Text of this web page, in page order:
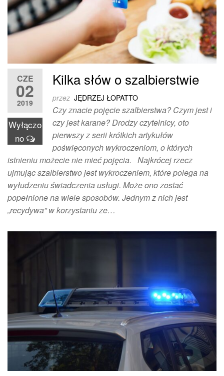
CZE
02
2019
Wyłączo
no
Kilka słów o szalbierstwie
przez JĘDRZEJ ŁOPATTO
Czy znacie pojęcie szalbierstwa? Czym jest i
czy jest karane? Drodzy czytelnicy, oto
pierwszy z serii krótkich artykułów
poświęconych wykroczeniom, o których
istnieniu możecie nie mieć pojęcia. Najkrócej rzecz
ujmując szalbierstwo jest wykroczeniem, które polega na
wyłudzeniu świadczenia usługi. Może ono zostać
popełnione na wiele sposobów. Jednym z nich jest
„recydywa” w korzystaniu ze…